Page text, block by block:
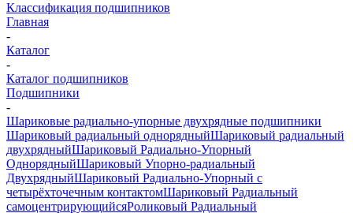
Классификация подшипников
Главная
-
Каталог
-
Каталог подшипников
Подшипники
-
Шариковые радиально-упорные двухрядные подшипники
Шариковый радиальный однорядныйШариковый радиальный
двухрядныйШариковый Радиально-Упорный
ОднорядныйШариковый Упорно-радиальный
ДвухрядныйШариковый Радиально-Упорный с
четырёхточечным контактомШариковый Радиальный
самоцентрирующийсяРоликовый Радиальный